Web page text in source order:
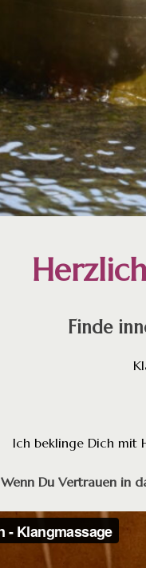
Finde
Ich beklinge Dich mit
Wenn Du Vertrauen in